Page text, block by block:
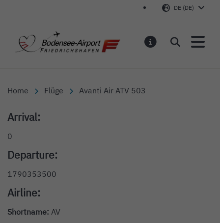
DE (DE)
Bodensee-Airport
Suchen
Home Flüge Avanti Air ATV 503
Arrival:
0
Departure:
1790353500
Airline:
Shortname: AV